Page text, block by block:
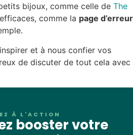
bijoux, comme celle de The
comme la page d’erreur
et à nous confier vos
de discuter de tout cela avec
À L'ACTION
booster votre